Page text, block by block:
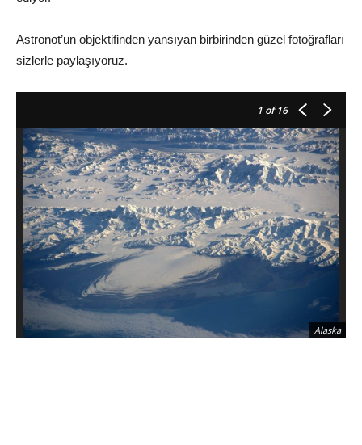
Astronot’un objektifinden yansıyan birbirinden güzel fotoğrafları
sizlerle paylaşıyoruz.
1 of 16
Alaska